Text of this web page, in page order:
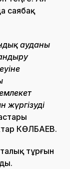
саябақ
ауданы
КӨЛБАЕВ.
тұрғын